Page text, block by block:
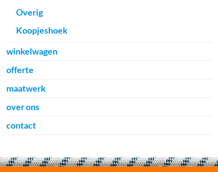
Overig
Koopjeshoek
winkelwagen
offerte
maatwerk
over ons
contact